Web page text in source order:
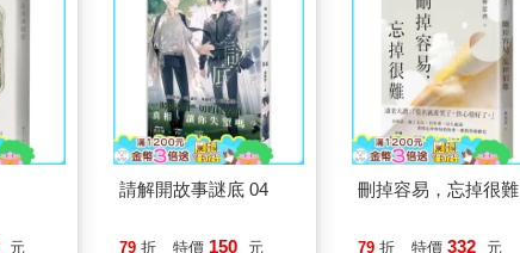
元
請解開故事謎底 04
79 折 特價 150 元
刪掉容易，忘掉很難
79 折 特價 332 元